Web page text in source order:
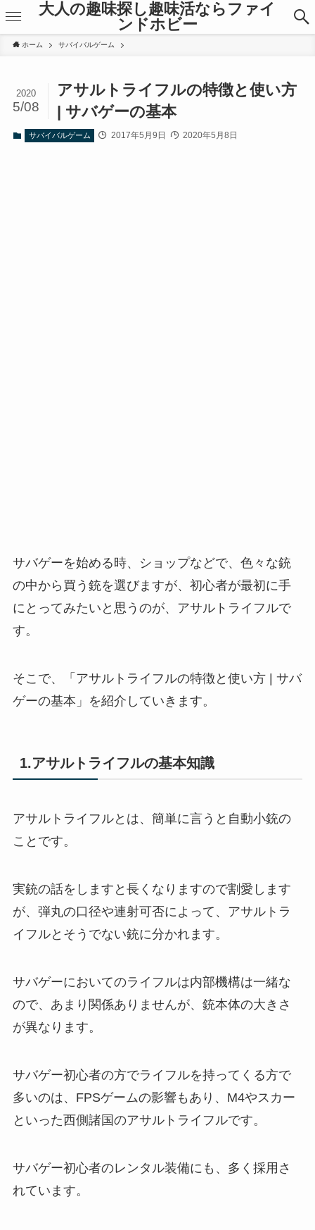
大人の趣味探し趣味活ならファイ
ンドホビー
ホーム サバイバルゲーム
アサルトライフルの特徴と使い方
| サバゲーの基本
2020
5/08
サバイバルゲーム 2017年5月9日 2020年5月8日
サバゲーを始める時、ショップなどで、色々な銃
の中から買う銃を選びますが、初心者が最初に手
にとってみたいと思うのが、アサルトライフルで
す。
そこで、「アサルトライフルの特徴と使い方 | サバ
ゲーの基本」を紹介していきます。
1.アサルトライフルの基本知識
アサルトライフルとは、簡単に言うと自動小銃の
ことです。
実銃の話をしますと長くなりますので割愛します
が、弾丸の口径や連射可否によって、アサルトラ
イフルとそうでない銃に分かれます。
サバゲーにおいてのライフルは内部機構は一緒な
ので、あまり関係ありませんが、銃本体の大きさ
が異なります。
サバゲー初心者の方でライフルを持ってくる方で
多いのは、FPSゲームの影響もあり、M4やスカー
といった西側諸国のアサルトライフルです。
サバゲー初心者のレンタル装備にも、多く採用さ
れています。